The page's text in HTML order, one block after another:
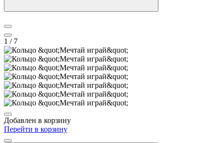
1 / 7
Добавлен в корзину
Перейти в корзину